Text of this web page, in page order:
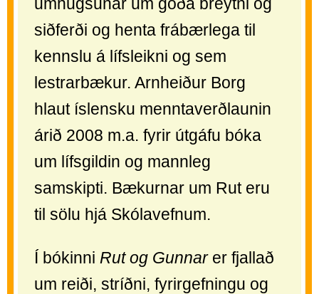
umhugsunar um góða breytni og
siðferði og henta frábærlega til
kennslu á lífsleikni og sem
lestrarbækur. Arnheiður Borg
hlaut íslensku menntaverðlaunin
árið 2008 m.a. fyrir útgáfu bóka
um lífsgildin og mannleg
samskipti. Bækurnar um Rut eru
til sölu hjá Skólavefnum.
Í bókinni Rut og Gunnarer fjallað
um reiði, stríðni, fyrirgefningu og